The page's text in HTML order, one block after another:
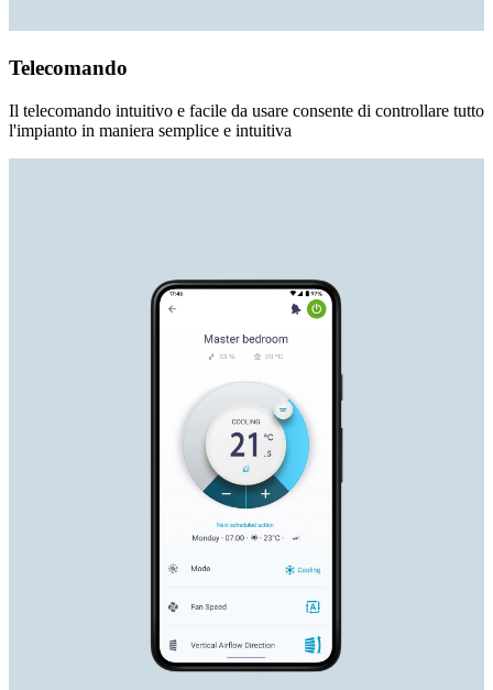
Telecomando
Il telecomando intuitivo e facile da usare consente di controllare tutto
l'impianto in maniera semplice e intuitiva